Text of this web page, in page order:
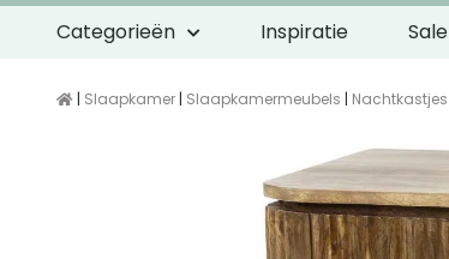
Categorieën Inspiratie Sale
| Slaapkamer | Slaapkamermeubels | Nachtkastjes